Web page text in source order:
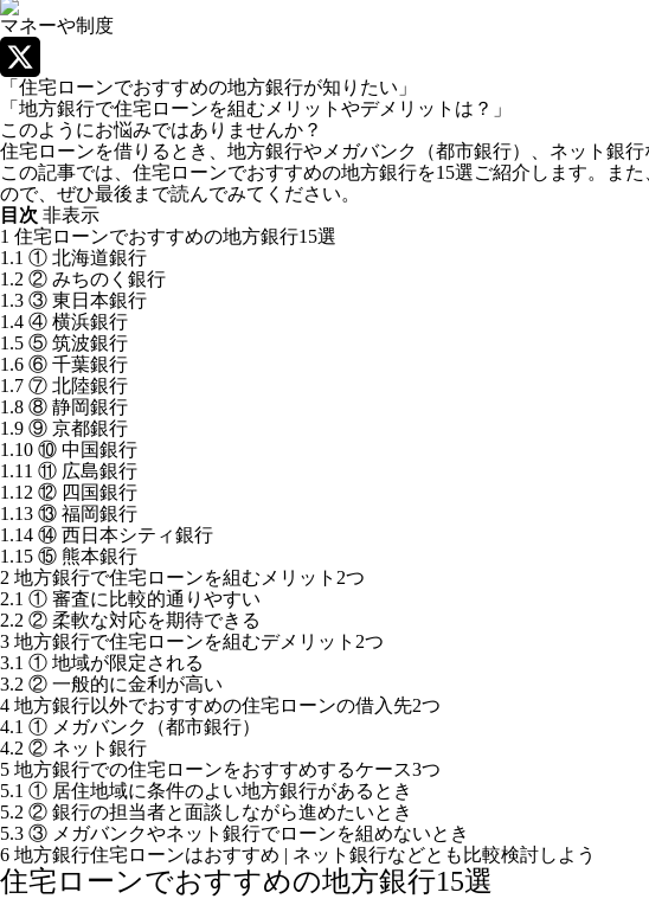
マネーや制度
X「住宅ローンでおすすめの地方銀行が知りたい」
「地方銀行で住宅ローンを組むメリットやデメリットは？」
このようにお悩みではありませんか？
住宅ローンを借りるとき、地方銀行やメガバンク（都市銀行）、ネット銀
この記事では、住宅ローンでおすすめの地方銀行を15選ご紹介します。ま
ので、ぜひ最後まで読んでみてください。
目次 非表示
1 住宅ローンでおすすめの地方銀行15選
1.1 ① 北海道銀行
1.2 ② みちのく銀行
1.3 ③ 東日本銀行
1.4 ④ 横浜銀行
1.5 ⑤ 筑波銀行
1.6 ⑥ 千葉銀行
1.7 ⑦ 北陸銀行
1.8 ⑧ 静岡銀行
1.9 ⑨ 京都銀行
1.10 ⑩ 中国銀行
1.11 ⑪ 広島銀行
1.12 ⑫ 四国銀行
1.13 ⑬ 福岡銀行
1.14 ⑭ 西日本シティ銀行
1.15 ⑮ 熊本銀行
2 地方銀行で住宅ローンを組むメリット2つ
2.1 ① 審査に比較的通りやすい
2.2 ② 柔軟な対応を期待できる
3 地方銀行で住宅ローンを組むデメリット2つ
3.1 ① 地域が限定される
3.2 ② 一般的に金利が高い
4 地方銀行以外でおすすめの住宅ローンの借入先2つ
4.1 ① メガバンク（都市銀行）
4.2 ② ネット銀行
5 地方銀行での住宅ローンをおすすめするケース3つ
5.1 ① 居住地域に条件のよい地方銀行があるとき
5.2 ② 銀行の担当者と面談しながら進めたいとき
5.3 ③ メガバンクやネット銀行でローンを組めないとき
6 地方銀行住宅ローンはおすすめ | ネット銀行などとも比較検討しよう
住宅ローンでおすすめの地方銀行15選